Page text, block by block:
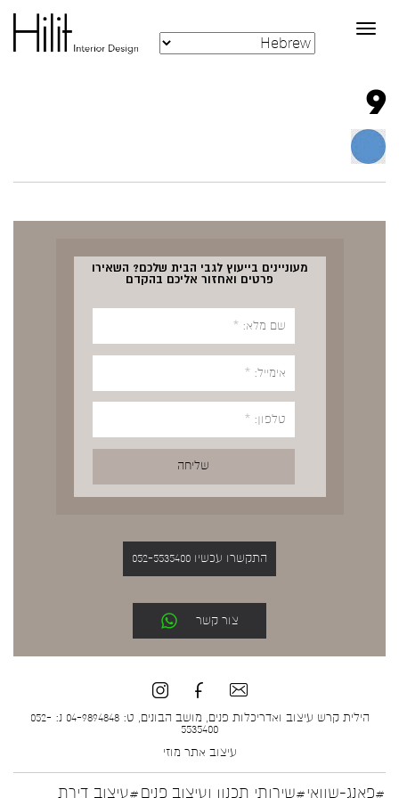
Toggle
navigation
9
מעוניינים בייעוץ לגבי הבית שלכם? השאירו
פרטים ואחזור אליכם בהקדם
התקשרו עכשיו 052-5535400
צור קשר
הילית קרש עיצוב ואדריכלות פנים, מושב הבונים, ט: 04-9894848 נ: 052-
5535400
עיצוב אתר מוזי
#פאנג-שוואי#שירותי תכנון ועיצוב פנים#עיצוב דירת